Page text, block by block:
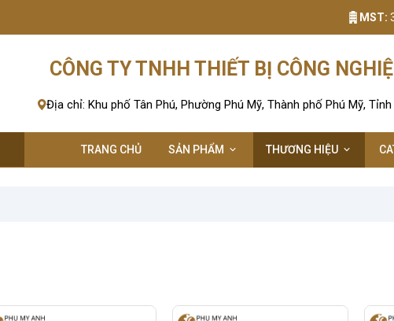
MST:
CÔNG TY TNHH THIẾT BỊ CÔNG
Địa chỉ: Khu phố Tân Phú, Phường Phú Mỹ, Thành phố Phú Mỹ,
TRANG CHỦ SẢN PHẨM THƯƠNG HIỆU